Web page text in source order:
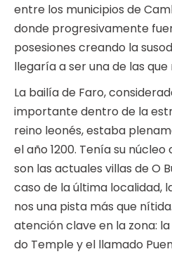
entre los municipios de
donde progresivamente
posesiones creando la
llegaría a ser una de las
La bailía de Faro,
importante dentro de la
reino leonés, estaba
el año 1200. Tenía su
son las actuales villas de O
caso de la última localidad,
nos una pista más que
atención clave en la zona:
do Temple y el llamado